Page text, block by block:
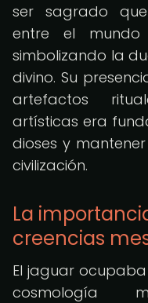
ser sagrado
entre el
simbolizando la
divino. Su
artefactos
artísticas era
dioses y
civilización.
La
creencias
El jaguar
cosmología